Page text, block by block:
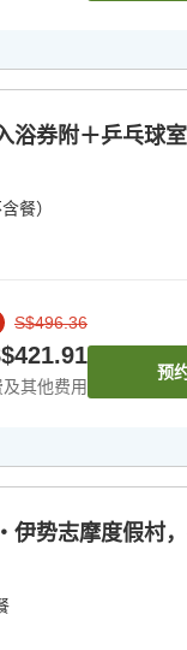
浴券附＋乒乓球
餐）
S$496.36
其他费用
预
伊势志摩度假村